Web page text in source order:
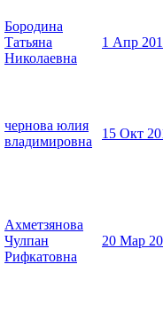
Бородина
Татьяна
Николаевна
1 Апр
чернова юлия
владимировна
15 Окт
Ахметзянова
Чулпан
Рифкатовна
20 Мар